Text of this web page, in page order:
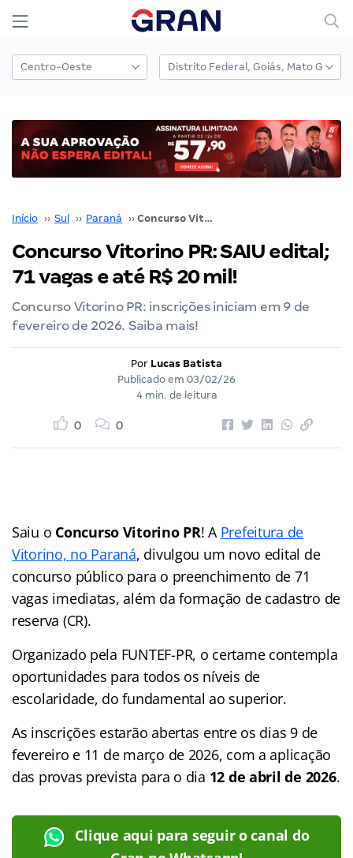
Início ›› Sul ›› Paraná ›› Concurso Vitorino PR: SAIU edital; 71 vagas e até R$ 20 mil!
Concurso Vitorino PR: SAIU edital;
71 vagas e até R$ 20 mil!
Concurso Vitorino PR: inscrições iniciam em 9 de
fevereiro de 2026. Saiba mais!
Por Lucas Batista
Publicado em 03/02/26
4 min. de leitura
0 0
Saiu o Concurso Vitorino PR! A Prefeitura de
Vitorino, no Paraná, divulgou um novo edital de
concurso público para o preenchimento de 71
vagas imediatas, além da formação de cadastro de
reserva (CR).
Organizado pela FUNTEF-PR, o certame contempla
oportunidades para todos os níveis de
escolaridade, do fundamental ao superior.
As inscrições estarão abertas entre os dias 9 de
fevereiro e 11 de março de 2026, com a aplicação
das provas prevista para o dia 12 de abril de 2026.
Clique aqui para seguir o canal do